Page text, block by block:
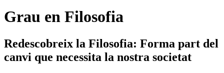
Grau en Filosofia
Redescobreix la Filosofia: Forma part del
canvi que necessita la nostra societat